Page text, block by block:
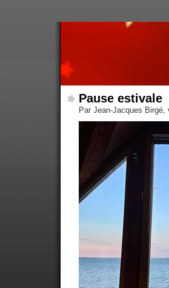
Pause estivale
Par Jean-Jacques